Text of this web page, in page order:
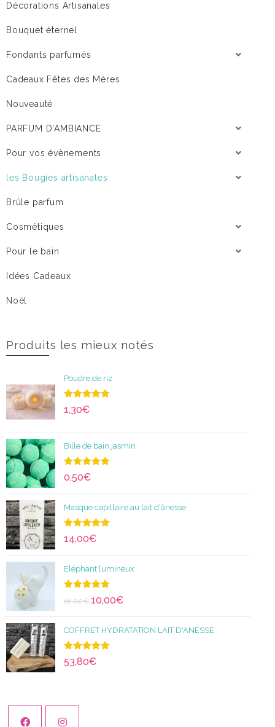
Décorations Artisanales
Bouquet éternel
Fondants parfumés
Cadeaux Fêtes des Mères
Nouveauté
PARFUM D'AMBIANCE
Pour vos évènements
les Bougies artisanales
Brûle parfum
Cosmétiques
Pour le bain
Idées Cadeaux
Noël
Produits les mieux notés
Poudre de riz
Note5.00
sur 5
1,30€
Bille de bain jasmin
Note5.00
sur 5
0,50€
Masque capillaire au lait d'ânesse
Note5.00
sur 5
14,00€
Eléphant lumineux
Note
5.00
sur 5
18,00€ 10,00€
COFFRET HYDRATATION LAIT D'ANESSE
Note 5.00
sur 5
53,80€